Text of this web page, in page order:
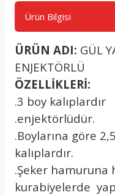
Ürün Bilgisi
ÜRÜN ADI: GÜL
ENJEKTÖRLÜ
ÖZELLİKLERİ:
.3 boy kalıplardır
.enjektörlüdür.
.Boylarına göre
kalıplardır.
.Şeker
kurabiyelerde